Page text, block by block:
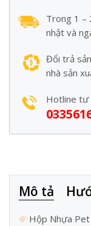
Trong 1 –
nhật và
Đổi trả
nhà sản
Hotline tư
Mô tả
Hộp Nhựa